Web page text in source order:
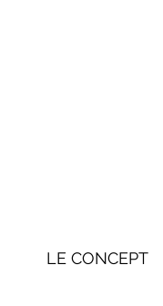
LE CONCEPT